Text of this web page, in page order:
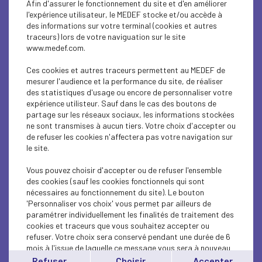
ECONOMY
SOCIAL
ECONOMY
ECONOMY
ECONOMY
ECONOMY
ECONOMY
ECONOMY
ECONOMY
Afin d'assurer le fonctionnement du site et d'en améliorer
l'expérience utilisateur, le MEDEF stocke et/ou accède à
des informations sur votre terminal (cookies et autres
traceurs) lors de votre naviguation sur le site
www.medef.com.
Ces cookies et autres traceurs permettent au MEDEF de
mesurer l'audience et la performance du site, de réaliser
des statistiques d'usage ou encore de personnaliser votre
expérience utilisteur. Sauf dans le cas des boutons de
partage sur les réseaux sociaux, les informations stockées
ne sont transmises à aucun tiers. Votre choix d'accepter ou
de refuser les cookies n'affectera pas votre navigation sur
le site.
Vous pouvez choisir d'accepter ou de refuser l'ensemble
des cookies (sauf les cookies fonctionnels qui sont
nécessaires au fonctionnement du site). Le bouton
'Personnaliser vos choix' vous permet par ailleurs de
paramétrer individuellement les finalités de traitement des
cookies et traceurs que vous souhaitez accepter ou
refuser. Votre choix sera conservé pendant une durée de 6
mois à l'issue de laquelle ce message vous sera à nouveau
affiché..